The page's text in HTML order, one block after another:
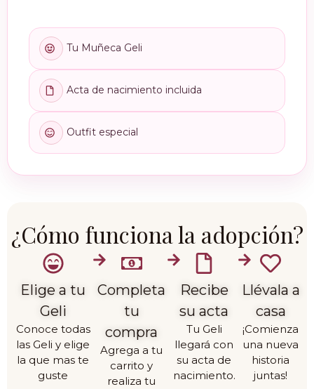
Tu Muñeca Geli
Acta de nacimiento incluida
Outfit especial
¿Cómo funciona la adopción?
Elige a tu
Geli
Conoce todas
las Geli y elige
la que mas te
guste
Completa
tu
compra
Agrega a tu
carrito y
realiza tu
Recibe
su acta
Tu Geli
llegará con
su acta de
nacimiento.
Llévala a
casa
¡Comienza
una nueva
historia
juntas!